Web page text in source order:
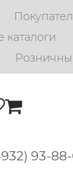
каталоги
93-